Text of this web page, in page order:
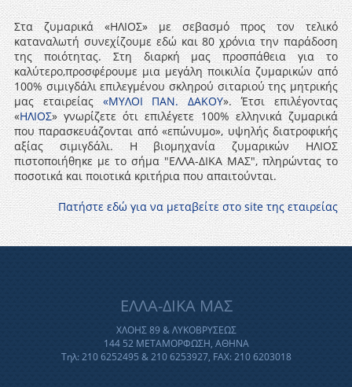
Στα ζυμαρικά «ΗΛΙΟΣ» με σεβασμό προς τον τελικό
καταναλωτή συνεχίζουμε εδώ και 80 χρόνια την παράδοση
της ποιότητας. Στη διαρκή μας προσπάθεια για το
καλύτερο,προσφέρουμε μια μεγάλη ποικιλία ζυμαρικών από
100% σιμιγδάλι επιλεγμένου σκληρού σιταριού της μητρικής
μας εταιρείας«ΜΥΛΟΙ ΠΑΝ. ΔΑΚΟΥ». Έτσι επιλέγοντας
«ΗΛΙΟΣ» γνωρίζετε ότι επιλέγετε 100% ελληνικά ζυμαρικά
που παρασκευάζονται από «επώνυμο», υψηλής διατροφικής
αξίας σιμιγδάλι. Η βιομηχανία ζυμαρικών ΗΛΙΟΣ
πιστοποιήθηκε με το σήμα "ΕΛΛΑ-ΔΙΚΑ ΜΑΣ", πληρώντας το
ποσοτικά και ποιοτικά κριτήρια που απαιτούνται.
Πατήστε εδώ για να μεταβείτε στο site της εταιρείας
ΕΛΛΑ-ΔΙΚΑ ΜΑΣ
ΧΛΟΗΣ 89 & ΛΥΚΟΒΡΥΣΕΩΣ
144 52 ΜΕΤΑΜΟΡΦΩΣΗ, ΑΘΗΝΑ
Τηλ: 210 6252495 & 210 6253927, FAX: 210 6203018